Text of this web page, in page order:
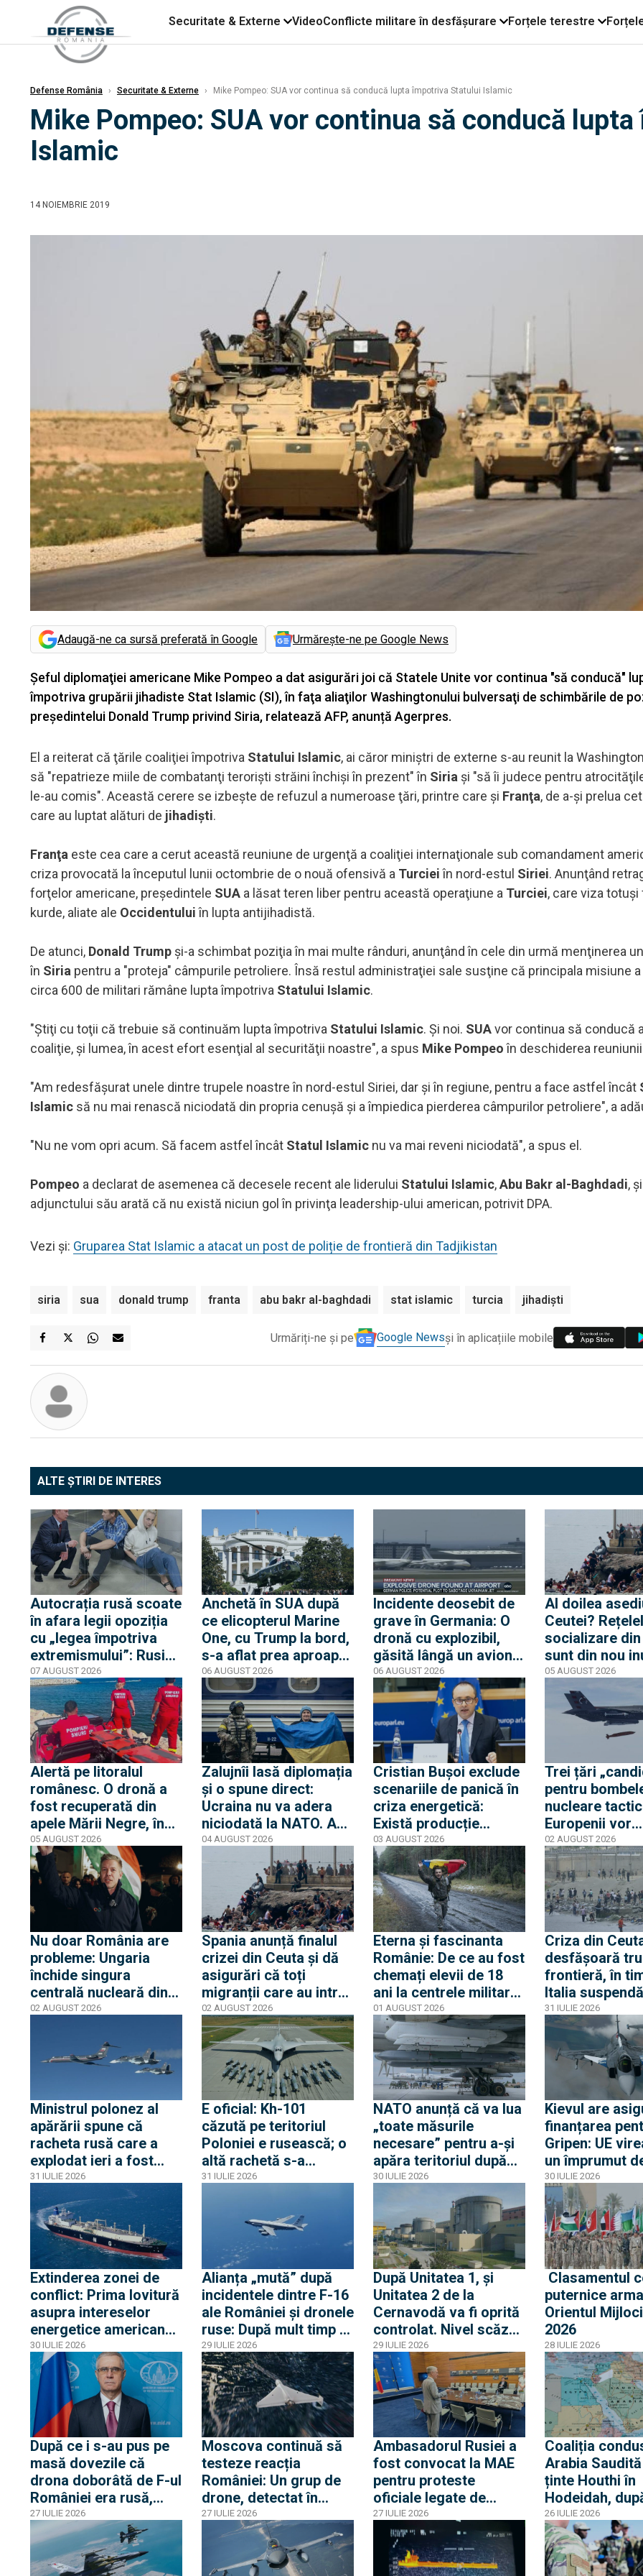
Securitate & Externe VideoConflicte militare în desfășurare Forțele terestre
Defense România › Securitate & Externe › Mike Pompeo: SUA vor continua să conducă lupta împotriva Statului Islamic
Mike Pompeo: SUA vor continua să conducă
Islamic
14 NOIEMBRIE 2019
Adaugă-ne ca sursă preferată în Google Urmărește-ne pe Google News
Şeful diplomaţiei americane Mike Pompeo a dat asigurări joi că Statele Unite vor continua "să conducă"
împotriva grupării jihadiste Stat Islamic (SI), în faţa aliaţilor Washingtonului bulversaţi de schimbările de
preşedintelui Donald Trump privind Siria, relatează AFP, anunță Agerpres.
El a reiterat că ţările coaliţiei împotriva Statului Islamic, ai căror miniştri de externe s-au reunit la
să "repatrieze miile de combatanţi terorişti străini închişi în prezent" în Siria şi "să îi judece pentru
le-au comis". Această cerere se izbeşte de refuzul a numeroase ţări, printre care şi Franţa, de a-şi prelua
care au luptat alături de jihadişti.
Franţa este cea care a cerut această reuniune de urgenţă a coaliţiei internaţionale sub comandament
criza provocată la începutul lunii octombrie de o nouă ofensivă a Turcieiîn nord-estul Siriei. Anunţând
forţelor americane, preşedintele SUA a lăsat teren liber pentru această operaţiune a Turciei, care viza
kurde, aliate ale Occidentuluiîn lupta antijihadistă.
De atunci, Donald Trump şi-a schimbat poziţia în mai multe rânduri, anunţând în cele din urmă menţinerea
în Siria pentru a "proteja" câmpurile petroliere. Însă restul administraţiei sale susţine că principala misiune
circa 600 de militari rămâne lupta împotriva Statului Islamic.
"Ştiţi cu toţii că trebuie să continuăm lupta împotriva Statului Islamic. Şi noi. SUAvor continua să conducă
coaliţie, şi lumea, în acest efort esenţial al securităţii noastre", a spus Mike Pompeoîn deschiderea
"Am redesfăşurat unele dintre trupele noastre în nord-estul Siriei, dar şi în regiune, pentru a face astfel încât
Islamic să nu mai renască niciodată din propria cenuşă şi a împiedica pierderea câmpurilor petroliere", a
"Nu ne vom opri acum. Să facem astfel încât Statul Islamic nu va mai reveni niciodată", a spus el.
Pompeo a declarat de asemenea că decesele recent ale liderului Statului Islamic,Abu Bakr al-Baghdadi, şi
adjunctului său arată că nu există niciun gol în privinţa leadership-ului american, potrivit DPA.
Vezi și: Gruparea Stat Islamic a atacat un post de poliție de frontieră din Tadjikistan
siria sua donald trump franta abu bakr al-baghdadi stat islamic turcia jihadişti
Urmăriți-ne și pe Google Newsși în aplicațiile mobile
ALTE ȘTIRI DE INTERES
Autocrația rusă scoate
în afara legii opoziția
cu „legea împotriva
extremismului”: Rusia
declară „indizerabilă”
fundația Iuliei Navalnia,
soția opozantului
Aleksei Navalnîi, ucis
în închisorile siberiene
07 AUGUST 2026
Anchetă în SUA după
ce elicopterul Marine
One, cu Trump la bord,
s-a aflat prea aproape
de un avion de linie.
Casa Albă transmite
că Trump nu s-a aflat
niciun moment în
pericol
06 AUGUST 2026
Incidente deosebit de
grave în Germania: O
dronă cu explozibil,
găsită lângă un avion
ucrainean, în timp ce
un alt avion de marfă
care anula aterizarea a
lovit o a doua dronă
06 AUGUST 2026
Al doilea
Ceutei?
socializare
sunt din nou
de mesaje
nouă
orașul spaniol
05 AUGUST 2026
Alertă pe litoralul
românesc. O dronă a
fost recuperată din
apele Mării Negre, în
apropierea plajei Loft
din Mamaia
05 AUGUST 2026
Zalujnîi lasă diplomația
și o spune direct:
Ucraina nu va adera
niciodată la NATO. Am
auzit 12 ani povești
privind aderarea
04 AUGUST 2026
Cristian Bușoi exclude
scenariile de panică în
criza energetică:
Există producție
internă stabilă cât să
alimentăm populația
03 AUGUST 2026
Trei țări
pentru
nucleare
Europenii vor
dislocarea în
pentru a
Rusia că
glumește cu
apărare
02 AUGUST 2026
Nu doar România are
probleme: Ungaria
închide singura
centrală nucleară din
cauza nivelului Dunării
spune că urmează
cinci zile critice
02 AUGUST 2026
Spania anunță finalul
crizei din Ceuta și dă
asigurări că toți
migranții care au intrat
ilegal au părăsit
enclava spaniolă. Criza
trezește temeri în
Europa după episodul
din 2015
02 AUGUST 2026
Eterna și fascinanta
Românie: De ce au fost
chemați elevii de 18
ani la centrele militare
și de ce nu este vorba
despre mobilizare
01 AUGUST 2026
Criza din
desfășoară
frontieră, în
Italia suspendă
acordul
Spania
31 IULIE 2026
Ministrul polonez al
apărării spune că
racheta rusă care a
explodat ieri a fost
produsă în primăvara
lui 2026. Între timp,
avioane rusești cu
transponderul oprit s-
au apropiat de
frontiera Poloniei
31 IULIE 2026
E oficial: Kh-101
căzută pe teritoriul
Poloniei e rusească; o
altă rachetă s-a
apropiat la 5 km de
întors spre Ucraina
31 IULIE 2026
NATO anunță că va lua
„toate măsurile
necesare” pentru a-și
apăra teritoriul după
ce o rachetă rusă a
explodat în Polonia
30 IULIE 2026
Kievul are
finanțarea
Gripen: UE
un împrumut
miliarde euro
Gripen, drone,
și apărare
30 IULIE 2026
Extinderea zonei de
conflict: Prima lovitură
asupra intereselor
energetice americane
din Egipt activează
alerta la Casa Albă
30 IULIE 2026
Alianța „mută” după
incidentele dintre F-16
ale României și dronele
ruse: După mult timp o
dronă RQ-4D și două
avioane RC-135 și
Artemis II au survolat
Marea Neagră
29 IULIE 2026
După Unitatea 1, și
Unitatea 2 de la
Cernavodă va fi oprită
controlat. Nivel scăzut
fără precedent al
Dunării
29 IULIE 2026
Clasamentul
puternice
Orientul
2026
28 IULIE 2026
După ce i s-au pus pe
masă dovezile că
drona doborâtă de F-ul
României era rusă,
ambasadorul rus a
„avertizat” România de
pericolul unei
confruntări cu Rusia și
27 IULIE 2026
Moscova continuă să
testeze reacția
României: Un grup de
drone, detectat în
proximitatea frontierei
fluviale cu Ucraina
27 IULIE 2026
Ambasadorul Rusiei a
fost convocat la MAE
pentru proteste
oficiale legate de
incursiunile cu drone.
Ambasadorul român la
Moscova, chemat
acasă pentru
27 IULIE 2026
Coaliția
Arabia
ținte Houthi în
Hodeidah,
atacurile
petrolierelor
amenințarea
blocada Mării
26 IULIE 2026